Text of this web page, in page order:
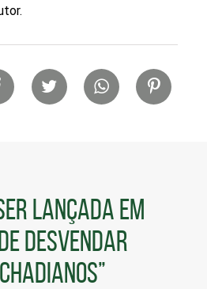
LANÇADA EM
DESVENDAR